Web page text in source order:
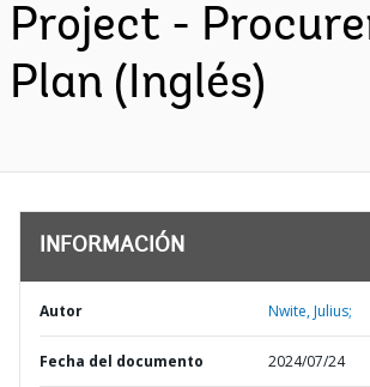
Project -
Plan (Inglés)
INFORMACIÓN
Autor Nwite, Julius;
Fecha del documento 2024/07/24